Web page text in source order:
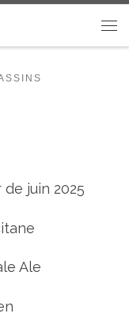
juin 2025
Ale